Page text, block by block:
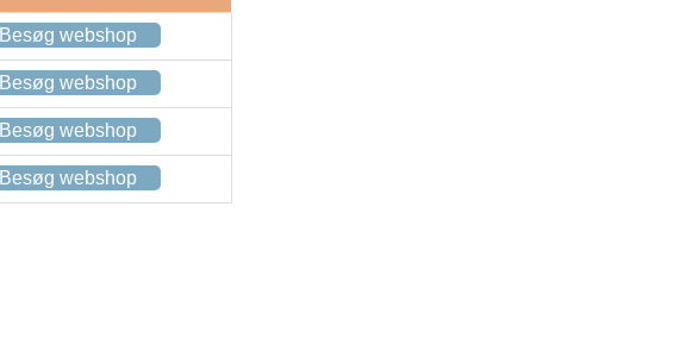
Besøg webshop
Besøg webshop
Besøg webshop
Besøg webshop